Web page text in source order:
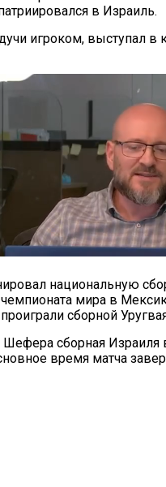
в Израиль.
игроком, выступал в
национальную
мира в
сборной
Шефера сборная
время матча